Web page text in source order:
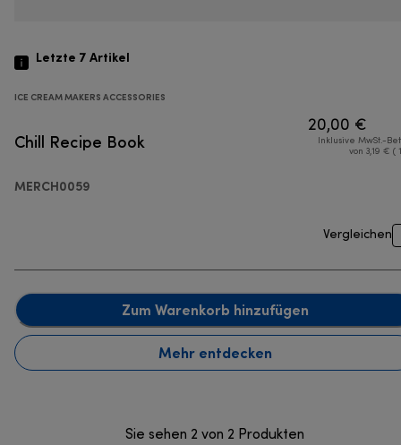
Letzte 7 Artikel
ICE CREAM MAKERS ACCESSORIES
Chill Recipe Book
MERCH0059
20,00 €
Inklusive MwSt.-
von 3,19 € (
Vergleichen
Zum Warenkorb hinzufügen
Mehr entdecken
Sie sehen 2 von 2 Produkten